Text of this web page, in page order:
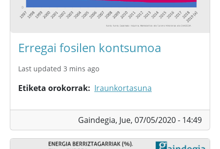
Erregai fosilen kontsumoa
Last updated 3 mins ago
Etiketa orokorrak Iraunkortasuna
Gaindegia, Jue, 07/05/2020 - 14:49